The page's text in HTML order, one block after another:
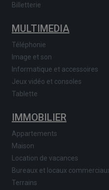
Billetterie
MULTIMEDIA
Téléphonie
Image et son
Informatique et accessoires
Jeux vidéo et consoles
Tablette
IMMOBILIER
Appartements
Maison
Location de vacances
Bureaux et locaux
Terrains